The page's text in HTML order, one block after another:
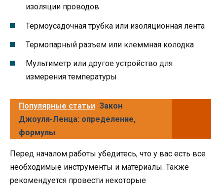
изоляции проводов
Термоусадочная трубка или изоляционная лента
Термопарный разъем или клеммная колодка
Мультиметр или другое устройство для
измерения температуры
Популярные статьи Закон
Джоуля-Ленца: определение,
формулы
Перед началом работы убедитесь, что у вас есть все
необходимые инструменты и материалы. Также
рекомендуется провести некоторые